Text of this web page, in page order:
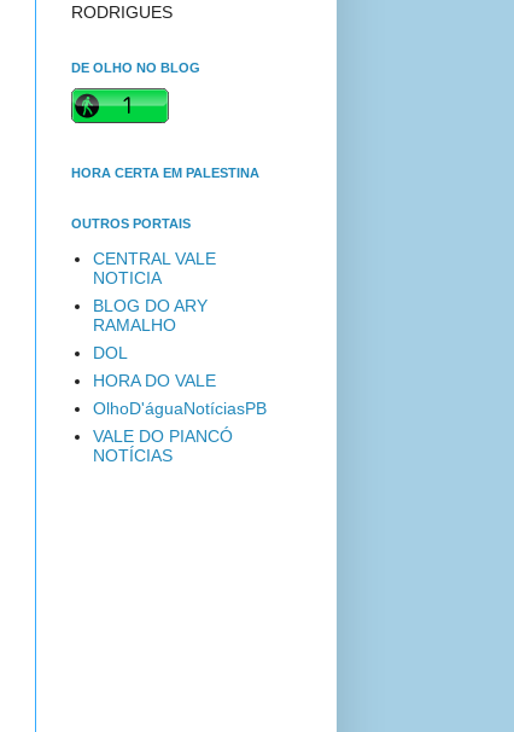
RODRIGUES
DE OLHO NO BLOG
HORA CERTA EM PALESTINA
OUTROS PORTAIS
CENTRAL VALE
NOTICIA
BLOG DO ARY
RAMALHO
DOL
HORA DO VALE
OlhoD'águaNotíciasPB
VALE DO PIANCÓ
NOTÍCIAS